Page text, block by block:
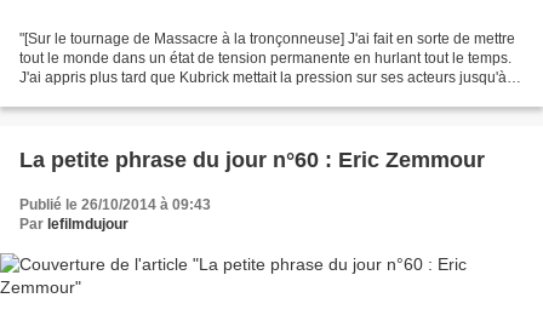
"[Sur le tournage de Massacre à la tronçonneuse] J'ai fait en sorte de mettre
tout le monde dans un état de tension permanente en hurlant tout le temps.
J'ai appris plus tard que Kubrick mettait la pression sur ses acteurs jusqu'à
La petite phrase du jour n°60 : Eric Zemmour
Publié le 26/10/2014 à 09:43
Par lefilmdujour